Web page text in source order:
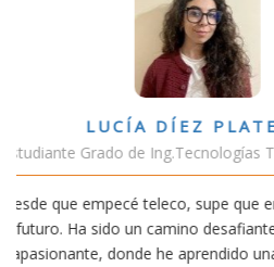
de
en
VÍCTOR
Estudiante
Estudiar teleco me ha
conectividad afecta
exige esfuerzo, he